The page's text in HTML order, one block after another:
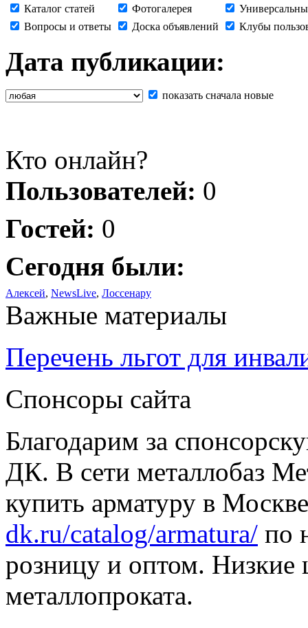
Каталог статей Фотогалерея
Вопросы и ответы
Доска объявлений Клубы
Дата публикации:
показать сначала новые
Кто онлайн?
Пользователей: 0
Гостей: 0
Сегодня были:
Алексей, NewsLive, Лоссенару
Важные материалы
Перечень льгот для
Спонсоры сайта
Благодарим за
ДК. В сети металлобаз
купить арматуру в
dk.ru/catalog/armatura/ по
розницу и оптом. Низкие
металлопроката.